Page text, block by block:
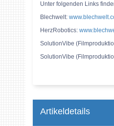
Unter folgenden Links
Blechwelt:
HerzRobotics:
SolutionVibe
SolutionVibe
Artikeldetails